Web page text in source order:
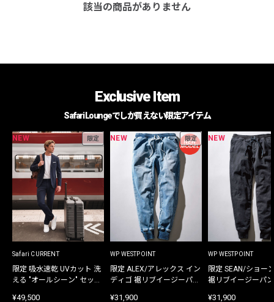
該当の商品がありません
Exclusive Item
Safari Loungeでしか買えない限定アイテム
NEW 限定
Safari CURRENT
限定 吸水速乾 UVカット 洗
える "オールシーン" セット
¥49,500
NEW 限定
WP WESTPOINT
限定 ALEX/アレックス イン
ディゴ 裾リブイージーパン
¥31,900
NEW
WP WESTPOINT
限定 SEAN/ショー
裾リブイージーパ
¥31,900